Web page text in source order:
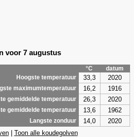
voor 7 augustus
°C
datum
Hoogste temperatuur
33,3 2020
maximumtemperatuur 16,2 1916
gemiddelde temperatuur 26,3 2020
gemiddelde temperatuur 13,6 1962
Langste zonduur 14,0
2020
| Toon alle koudegolven